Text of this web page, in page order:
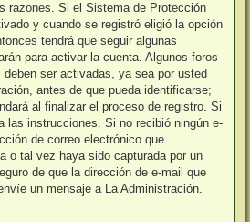
razones. Si el Sistema de Protección
y cuando se registró eligió la opción
tendrá que seguir algunas
para activar la cuenta. Algunos foros
ser activadas, ya sea por usted
antes de que pueda identificarse;
al finalizar el proceso de registro. Si
las instrucciones. Si no recibió ningún e-
de correo electrónico que
o tal vez haya sido capturada por un
de que la dirección de e-mail que
un mensaje a La Administración.